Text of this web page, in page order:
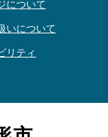
について
いについて
リティ